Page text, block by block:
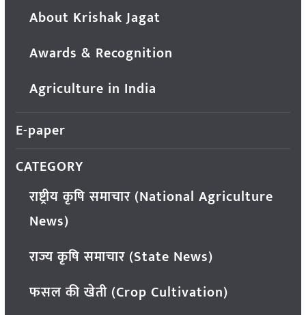
About Krishak Jagat
Awards & Recognition
Agriculture in India
E-paper
CATEGORY
राष्ट्रीय कृषि समाचार (National Agriculture
News)
राज्य कृषि समाचार (State News)
फसल की खेती (Crop Cultivation)